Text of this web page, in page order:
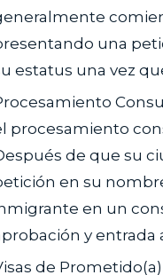
una
estatus una vez
procesamiento
de que su
en su
en un
y entrada
de